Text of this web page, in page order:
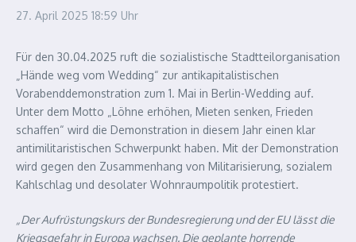
27. April 2025 18:59 Uhr
Für den 30.04.2025 ruft die sozialistische Stadtteilorganisation
„Hände weg vom Wedding“ zur antikapitalistischen
Vorabenddemonstration zum 1. Mai in Berlin-Wedding auf.
Unter dem Motto „Löhne erhöhen, Mieten senken, Frieden
schaffen“ wird die Demonstration in diesem Jahr einen klar
antimilitaristischen Schwerpunkt haben. Mit der Demonstration
wird gegen den Zusammenhang von Militarisierung, sozialem
Kahlschlag und desolater Wohnraumpolitik protestiert.
„Der Aufrüstungskurs der Bundesregierung und der EU lässt die
Kriegsgefahr in Europa wachsen. Die geplante horrende